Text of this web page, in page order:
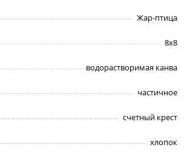
Жар-птица
8х8
водорастворимая канва
частичное
счетный крест
хлопок